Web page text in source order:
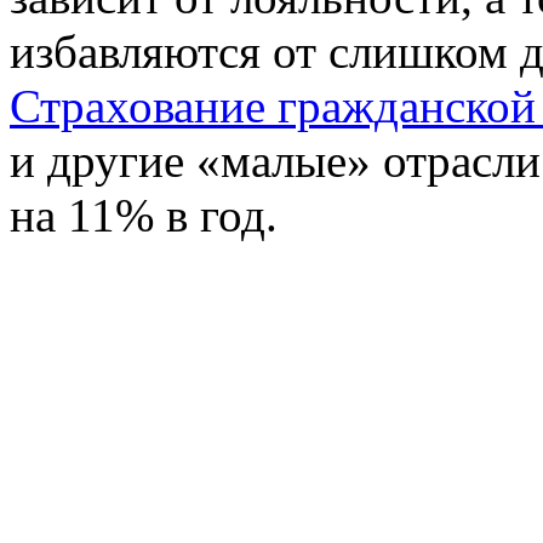
избавляются от слишком
Страхование
и другие «малые»
на 11% в год.